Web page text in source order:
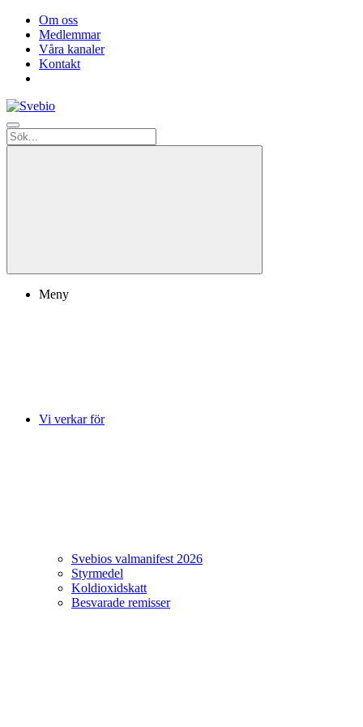
Om oss
Medlemmar
Våra kanaler
Kontakt
Meny
Vi verkar för
Svebios valmanifest 2026
Styrmedel
Koldioxidskatt
Besvarade remisser